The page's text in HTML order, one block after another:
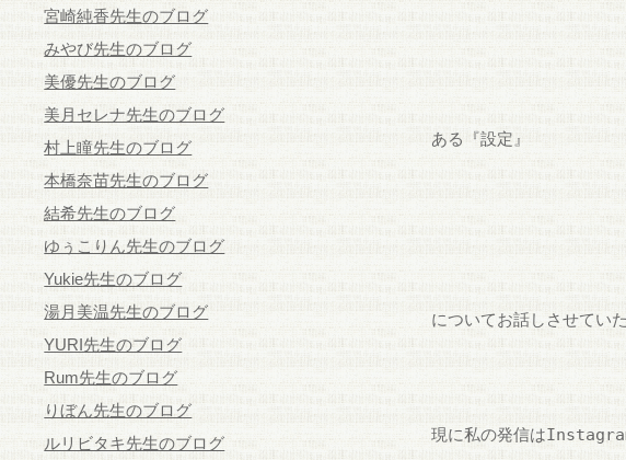
ある『設定』
についてお話しさせてい
現に私の発信は
宮崎純香先生のブログ
みやび先生のブログ
美優先生のブログ
美月セレナ先生のブログ
村上瞳先生のブログ
本橋奈苗先生のブログ
結希先生のブログ
ゆぅこりん先生のブログ
Yukie先生のブログ
湯月美温先生のブログ
YURI先生のブログ
Rum先生のブログ
りぼん先生のブログ
ルリビタキ先生のブログ